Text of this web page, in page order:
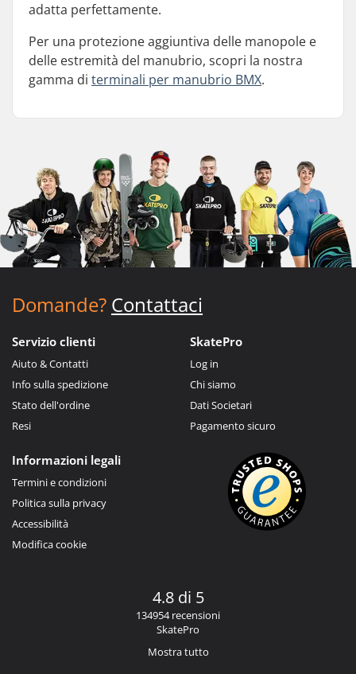
adatta perfettamente.
Per una protezione aggiuntiva delle manopole e
delle estremità del manubrio, scopri la nostra
gamma di terminali per manubrio BMX.
Domande? Contattaci
Servizio clienti
Aiuto & Contatti
Info sulla spedizione
Stato dell'ordine
Resi
SkatePro
Log in
Chi siamo
Dati Societari
Pagamento sicuro
Informazioni legali
Termini e condizioni
Politica sulla privacy
Accessibilità
Modifica cookie
4.8 di 5
134954 recensioni
SkatePro
Mostra tutto